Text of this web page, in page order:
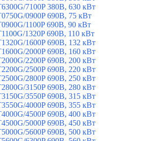
7100P 380В, 630 кВт
0900P 690В, 75 кВт
1100P 690В, 90 кВт
1320P 690В, 110 кВт
1600P 690В, 132 кВт
2000P 690В, 160 кВт
2200P 690В, 200 кВт
2500P 690В, 220 кВт
2800P 690В, 250 кВт
3150P 690В, 280 кВт
3550P 690В, 315 кВт
4000P 690В, 355 кВт
4500P 690В, 400 кВт
5000P 690В, 450 кВт
5600P 690В, 500 кВт